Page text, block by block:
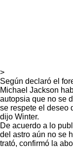
>
Según declaró el
Michael Jackson
autopsia que no se
se respete el deseo
dijo Winter.
De acuerdo a lo
del astro aún no se
trató, confirmó la